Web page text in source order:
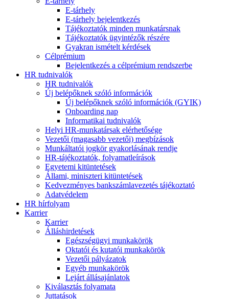
E-tárhely
E-tárhely bejelentkezés
Tájékoztatók minden munkatársnak
Tájékoztatók ügyintézők részére
Gyakran ismételt kérdések
Célprémium
Bejelentkezés a célprémium rendszerbe
HR tudnivalók
HR tudnivalók
Új belépőknek szóló információk
Új belépőknek szóló információk (GYIK)
Onboarding nap
Informatikai tudnivalók
Helyi HR-munkatársak elérhetősége
Vezetői (magasabb vezetői) megbízások
Munkáltatói jogkör gyakorlásának rendje
HR-tájékoztatók, folyamatleírások
Egyetemi kitüntetések
Állami, miniszteri kitüntetések
Kedvezményes bankszámlavezetés tájékoztató
Adatvédelem
HR hírfolyam
Karrier
Karrier
Álláshirdetések
Egészségügyi munkakörök
Oktatói és kutatói munkakörök
Vezetői pályázatok
Egyéb munkakörök
Lejárt állásajánlatok
Kiválasztás folyamata
Juttatások